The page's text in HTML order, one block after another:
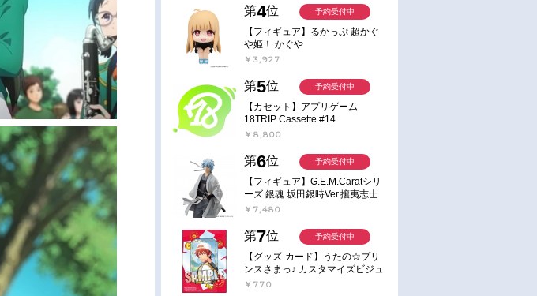
第4位
【フィギュア】るかっぷ 超かぐ
や姫！ かぐや
￥3,927
予約受付中
第5位
【カセット】アプリゲーム
18TRIP Cassette #14
￥8,800
予約受付中
第6位
【フィギュア】G.E.M.Caratシリ
ーズ 銀魂 坂田銀時Ver.攘夷志士
完成品フィギュア
￥7,480
予約受付中
第7位
【グッズ-カード】うたの☆プリ
ンスさまっ♪ カスタマイズビジュ
アルカードコレクション Best
￥770
予約受付中